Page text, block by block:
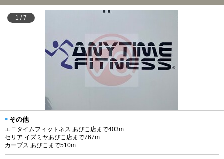
1 /7
その他
エニタイムフィットネス あびこ店まで403m
セリア イズミヤあびこ店まで767m
カーブス あびこまで510m